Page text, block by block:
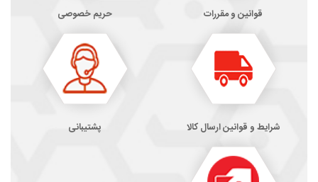
قوانین و مقررات حریم خصوصی
شرایط و قوانین ارسال کالا پشتیبانی